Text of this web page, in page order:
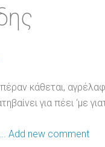
κάθεται,
για πέει ‘με
Add new comment